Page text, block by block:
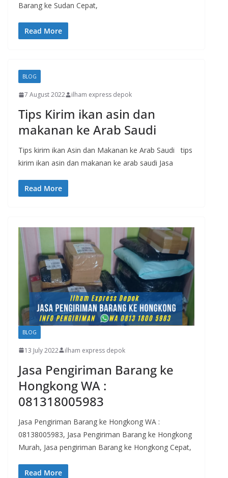
Barang ke Sudan Cepat,
Read More
BLOG
7 August 2022 ilham express depok
Tips Kirim ikan asin dan
makanan ke Arab Saudi
Tips kirim ikan Asin dan Makanan ke Arab Saudi tips
kirim ikan asin dan makanan ke arab saudi Jasa
Read More
BLOG
13 July 2022 ilham express depok
Jasa Pengiriman Barang ke
Hongkong WA :
081318005983
Jasa Pengiriman Barang ke Hongkong WA :
08138005983, Jasa Pengiriman Barang ke Hongkong
Murah, Jasa pengiriman Barang ke Hongkong Cepat,
Read More